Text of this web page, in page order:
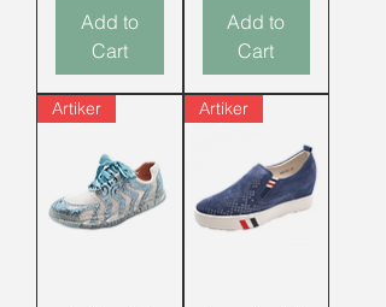
Add to
Cart
Add to
Cart
Artiker Artiker